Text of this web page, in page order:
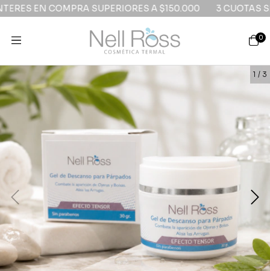
EN COMPRA SUPERIORES A $150.000 3 CUOTAS SIN
0
1 / 3